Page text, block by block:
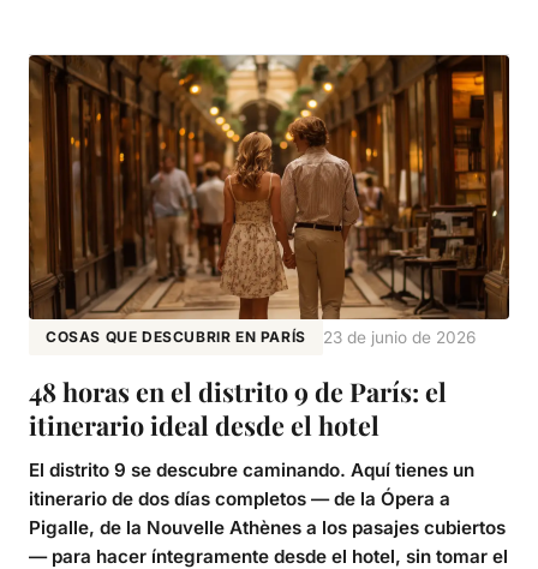
COSAS QUE DESCUBRIR EN PARÍS 23 de junio de 2026
48 horas en el distrito 9 de París: el
itinerario ideal desde el hotel
El distrito 9 se descubre caminando. Aquí tienes un
itinerario de dos días completos — de la Ópera a
Pigalle, de la Nouvelle Athènes a los pasajes cubiertos
— para hacer íntegramente desde el hotel, sin tomar el